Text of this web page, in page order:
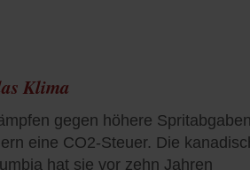
Klima
gegen höhere
eine CO2-Steuer. Die
hat sie vor zehn Jahren